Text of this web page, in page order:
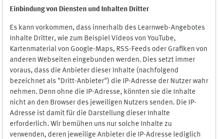
Einbindung von Diensten und Inhalten Dritter
Es kann vorkommen, dass innerhalb des Learnweb-Angebotes
Inhalte Dritter, wie zum Beispiel Videos von YouTube,
Kartenmaterial von Google-Maps, RSS-Feeds oder Grafiken von
anderen Webseiten eingebunden werden. Dies setzt immer
voraus, dass die Anbieter dieser Inhalte (nachfolgend
bezeichnet als "Dritt-Anbieter") die IP-Adresse der Nutzer wahr
nehmen. Denn ohne die IP-Adresse, könnten sie die Inhalte
nicht an den Browser des jeweiligen Nutzers senden. Die IP-
Adresse ist damit für die Darstellung dieser Inhalte
erforderlich. Wir bemühen uns nur solche Inhalte zu
verwenden, deren jeweilige Anbieter die IP-Adresse lediglich